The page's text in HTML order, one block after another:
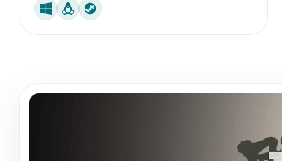
Windows
LinuxSteam Machine